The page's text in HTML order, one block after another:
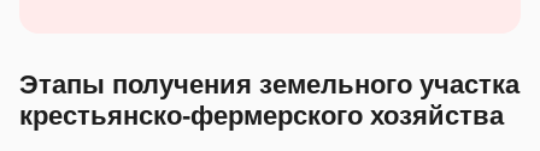
Этапы получения земельного участка
крестьянско-фермерского хозяйства